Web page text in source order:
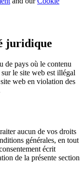
juridique
de pays où le contenu
le site web est illégal
web en violation des
aucun de vos droits
générales, en tout
écrit
de la présente section